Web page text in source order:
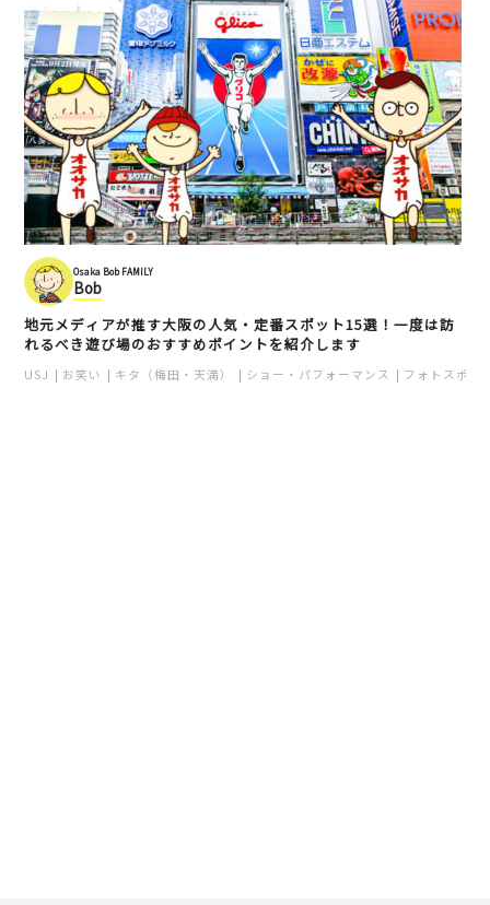
Osaka Bob FAMILY
Bob
地元メディアが推す大阪の人気・定番スポット15選！一度は訪
れるべき遊び場のおすすめポイントを紹介します
USJ お笑い キタ（梅田・天満） ショー・パフォーマンス フォトスポッ